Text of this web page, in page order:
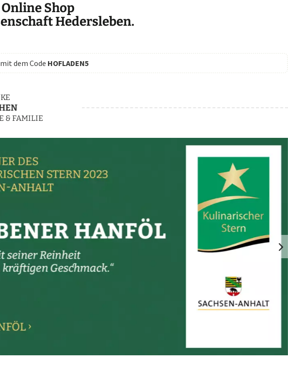
Shop
Hedersleben.
dem Code HOFLADEN5
& FAMILIE